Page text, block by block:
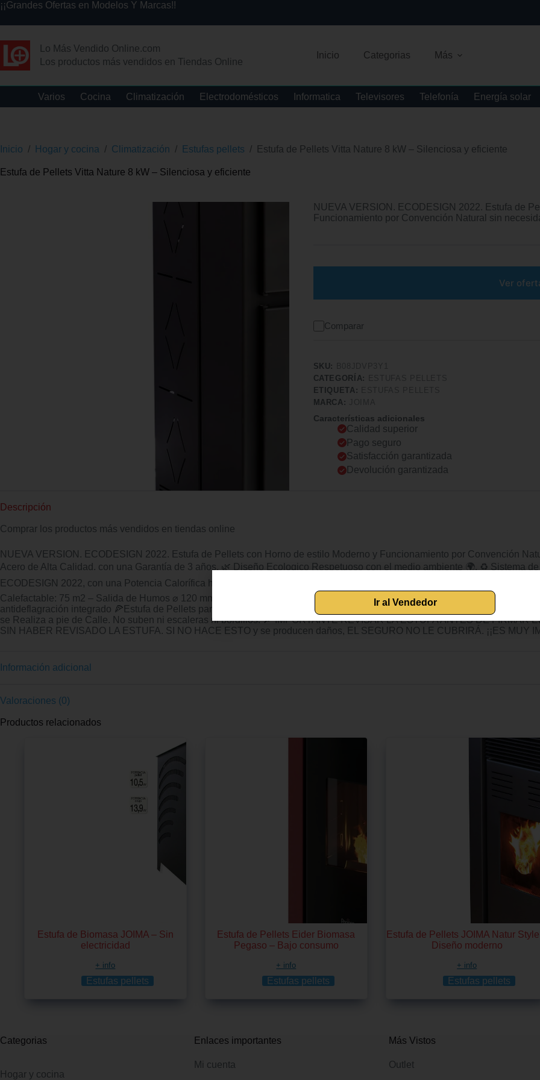
¡¡Grandes Ofertas en Modelos Y Marcas!!
Lo Más Vendido Online.com
Los productos más vendidos en Tiendas Online
Inicio Categorias Más
Varios Cocina Climatización Electrodomésticos Informatica Televisores Telefonía Energía solar
Inicio / Hogar y cocina / Climatización / Estufas pellets / Estufa de Pellets Vitta Nature 8 kW – Silenciosa y eficiente
Estufa de Pellets Vitta Nature 8 kW – Silenciosa y eficiente
NUEVA VERSION. ECODESIGN 2022. Estufa de
Funcionamiento por Convención Natural sin
Ver
Comparar
SKU:
CATEGORÍA:
ETIQUETA:
MARCA:
Características adicionales
Calidad superior
Pago seguro
Satisfacción garantizada
Devolución garantizada
Descripción
Comprar los productos más vendidos en tiendas online
NUEVA VERSION. ECODESIGN 2022. Estufa de Pellets con Horno de estilo Moderno y Funcionamiento por Convención
Acero de Alta Calidad. con una Garantía de 3 años. 🌿 Diseño Ecologico Respetuoso con el medio ambiente 🌍. ♻️ Sistema
ECODESIGN 2022, con una Potencia Calorífica hasta 8,25 kW y Clasificación energética A+. Rendimiento: 75%.
Calefactable: 75 m2 – Salida de Humos ⌀ 120 mm – Medidas de 950 mm (alto) x 545 mm (ancho) x 545 mm (fondo). Peso:
antideflagración integrado 🍕Estufa de Pellets para Interior con Horno Incorporado para una Cocción Natural. Incluye
se Realiza a pie de Calle. No suben ni escaleras ni bordillos. 🔎 IMPORTANTE REVISAR LA ESTUFA ANTES DE FIRMAR
SIN HABER REVISADO LA ESTUFA. SI NO HACE ESTO y se producen daños, EL SEGURO NO LE CUBRIRÁ. ¡¡ES MUY
Información adicional
Valoraciones (0)
Productos relacionados
Estufa de Biomasa JOIMA – Sin
electricidad
+ info
Estufas pellets
Estufa de Pellets Eider Biomasa
Pegaso – Bajo consumo
+ info
Estufas pellets
Estufa de Pellets JOIMA Natur
Diseño moderno
+ info
Estufas pellets
Categorias
Hogar y cocina
Enlaces importantes
Mi cuenta
Más Vistos
Outlet